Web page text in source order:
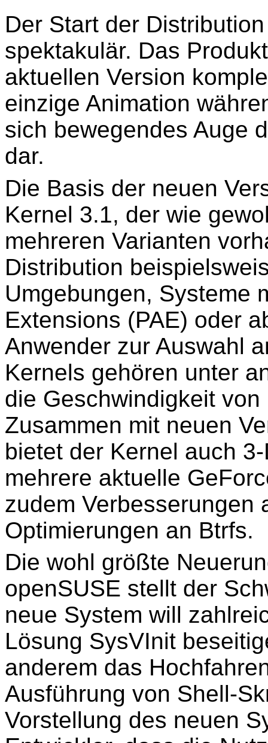
Der Start der
spektakulär. Das
aktuellen Version
einzige Animation
sich bewegendes Auge
dar.
Die Basis der neuen
Kernel 3.1, der wie
mehreren Varianten
Distribution
Umgebungen, Systeme
Extensions (PAE) oder
Anwender zur Auswahl
Kernels gehören unter
die Geschwindigkeit
Zusammen mit neuen
bietet der Kernel auch
mehrere aktuelle
zudem Verbesserungen
Optimierungen an Btrfs.
Die wohl größte
openSUSE stellt der
neue System will
Lösung SysVInit
anderem das
Ausführung von Shell-
Vorstellung des neuen